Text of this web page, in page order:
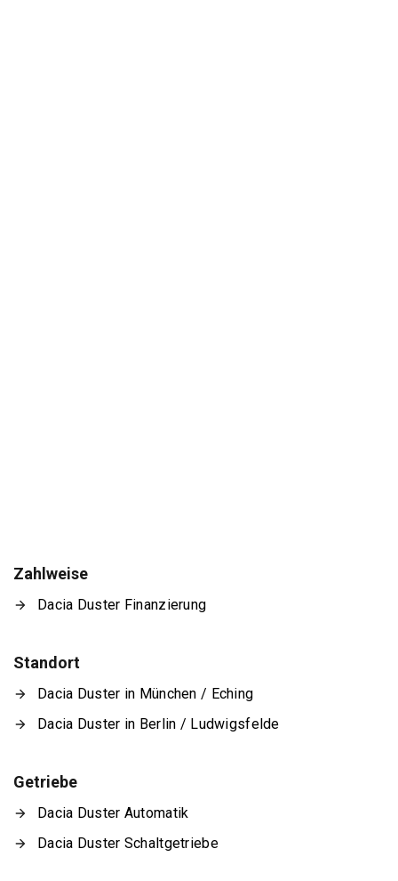
Zahlweise
Dacia Duster Finanzierung
Standort
Dacia Duster in München / Eching
Dacia Duster in Berlin / Ludwigsfelde
Getriebe
Dacia Duster Automatik
Dacia Duster Schaltgetriebe